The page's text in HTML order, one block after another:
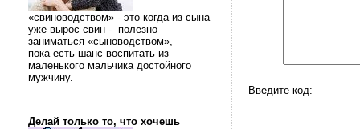
«свиноводством» - это когда из сына
уже вырос свин - полезно
заниматься «сыноводством»,
пока есть шанс воспитать из
маленького мальчика достойного
мужчину.
Делай только то, что хочешь
Введите код: